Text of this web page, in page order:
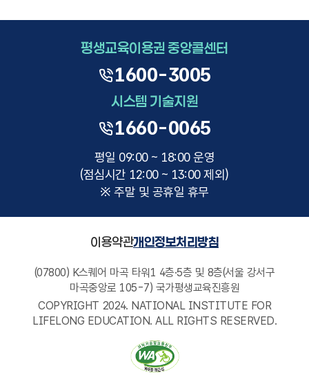
평생교육이용권 중앙콜센터
1600-3005
시스템 기술지원
1660-0065
평일 09:00 ~ 18:00 운영
(점심시간 12:00 ~ 13:00 제외)
※ 주말 및 공휴일 휴무
이용약관개인정보처리방침
(07800) K스퀘어 마곡 타워1 4층·5층 및 8층(서울 강서구
마곡중앙로 105-7) 국가평생교육진흥원
COPYRIGHT 2024. NATIONAL INSTITUTE FOR
LIFELONG EDUCATION. ALL RIGHTS RESERVED.